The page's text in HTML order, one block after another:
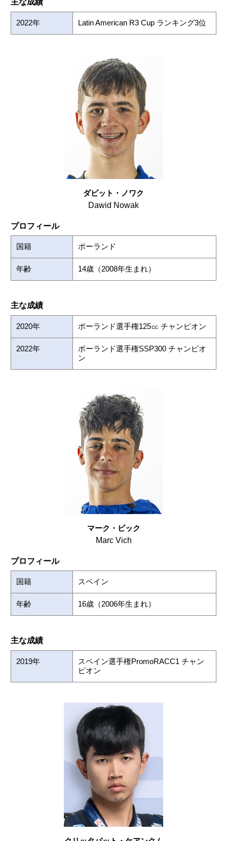
主な成績
2022年 Latin American R3 Cup ランキング3位
ダビット・ノワク
Dawid Nowak
プロフィール
国籍 ポーランド
年齢 14歳（2008年生まれ）
主な成績
2020年 ポーランド選手権125㏄ チャンピオン
2022年
ポーランド選手権SSP300 チャンピオ
ン
マーク・ビック
Marc Vich
プロフィール
国籍 スペイン
年齢 16歳（2006年生まれ）
主な成績
2019年
スペイン選手権PromoRACC1 チャン
ピオン